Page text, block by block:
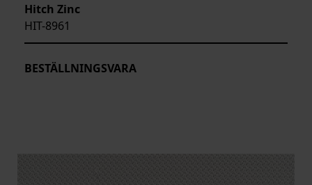
Hitch Zinc
HIT-8961
BESTÄLLNINGSVARA